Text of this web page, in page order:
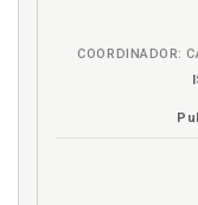
Servicios de
Sistema de
COORDINADOR: